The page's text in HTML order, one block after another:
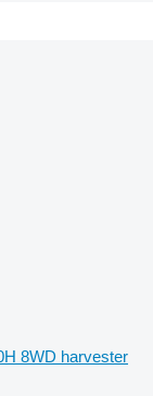
8WD harvester